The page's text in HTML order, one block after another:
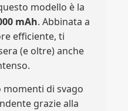
modello è la
mAh. Abbinata a
efficiente, ti
(e oltre) anche
di svago
grazie alla